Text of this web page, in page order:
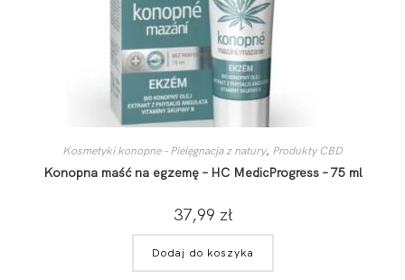
Kosmetyki konopne – Pielęgnacja z natury, Produkty CBD
Konopna maść na egzemę – HC MedicProgress – 75 ml
37,99 zł
Dodaj do koszyka